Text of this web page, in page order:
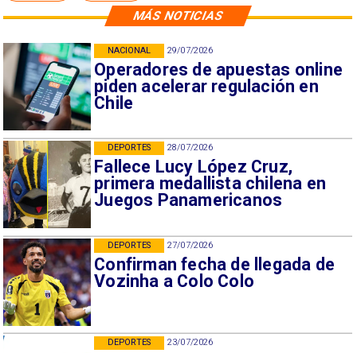
MÁS NOTICIAS
29/07/2026
Operadores de apuestas online
piden acelerar regulación en
Chile
NACIONAL
28/07/2026
Fallece Lucy López Cruz,
primera medallista chilena en
Juegos Panamericanos
DEPORTES
27/07/2026
Confirman fecha de llegada de
Vozinha a Colo Colo
DEPORTES
23/07/2026
DEPORTES